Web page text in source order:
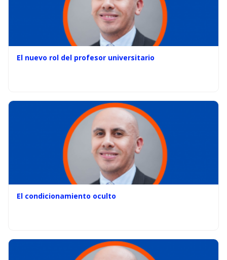
El nuevo rol del profesor universitario
El condicionamiento oculto